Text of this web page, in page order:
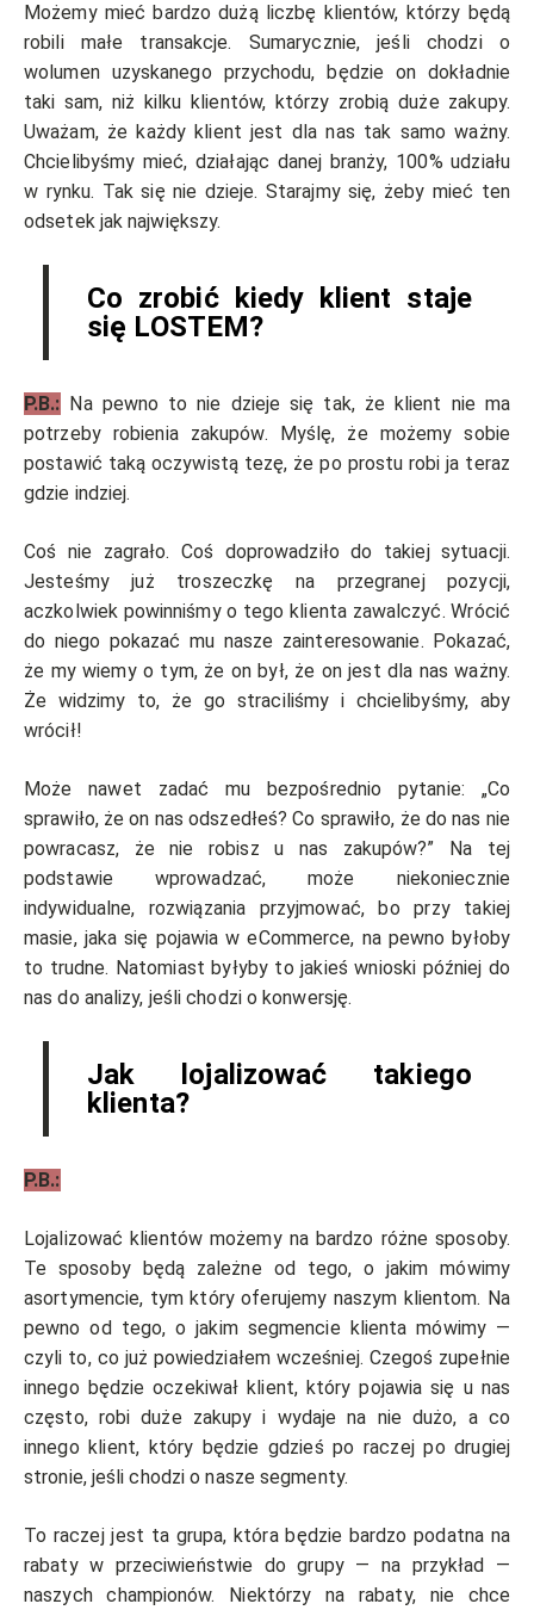
Możemy mieć bardzo dużą liczbę klientów, którzy będą
robili małe transakcje. Sumarycznie, jeśli chodzi o
wolumen uzyskanego przychodu, będzie on dokładnie
taki sam, niż kilku klientów, którzy zrobią duże zakupy.
Uważam, że każdy klient jest dla nas tak samo ważny.
Chcielibyśmy mieć, działając danej branży, 100% udziału
w rynku. Tak się nie dzieje. Starajmy się, żeby mieć ten
odsetek jak największy.
Co zrobić kiedy klient staje
się LOSTEM?
P.B.: Na pewno to nie dzieje się tak, że klient nie ma
potrzeby robienia zakupów. Myślę, że możemy sobie
postawić taką oczywistą tezę, że po prostu robi ja teraz
gdzie indziej.
Coś nie zagrało. Coś doprowadziło do takiej sytuacji.
Jesteśmy już troszeczkę na przegranej pozycji,
aczkolwiek powinniśmy o tego klienta zawalczyć. Wrócić
do niego pokazać mu nasze zainteresowanie. Pokazać,
że my wiemy o tym, że on był, że on jest dla nas ważny.
Że widzimy to, że go straciliśmy i chcielibyśmy, aby
wrócił!
Może nawet zadać mu bezpośrednio pytanie: „Co
sprawiło, że on nas odszedłeś? Co sprawiło, że do nas nie
powracasz, że nie robisz u nas zakupów?” Na tej
podstawie wprowadzać, może niekoniecznie
indywidualne, rozwiązania przyjmować, bo przy takiej
masie, jaka się pojawia w eCommerce, na pewno byłoby
to trudne. Natomiast byłyby to jakieś wnioski później do
nas do analizy, jeśli chodzi o konwersję.
Jak lojalizować takiego
klienta?
P.B.:
Lojalizować klientów możemy na bardzo różne sposoby.
Te sposoby będą zależne od tego, o jakim mówimy
asortymencie, tym który oferujemy naszym klientom. Na
pewno od tego, o jakim segmencie klienta mówimy —
czyli to, co już powiedziałem wcześniej. Czegoś zupełnie
innego będzie oczekiwał klient, który pojawia się u nas
często, robi duże zakupy i wydaje na nie dużo, a co
innego klient, który będzie gdzieś po raczej po drugiej
stronie, jeśli chodzi o nasze segmenty.
To raczej jest ta grupa, która będzie bardzo podatna na
rabaty w przeciwieństwie do grupy — na przykład —
naszych championów. Niektórzy na rabaty, nie chce